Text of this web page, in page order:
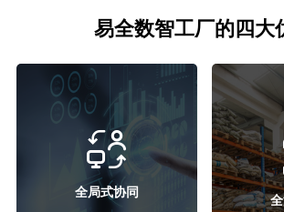
易全数智工厂的四大
全局式协同